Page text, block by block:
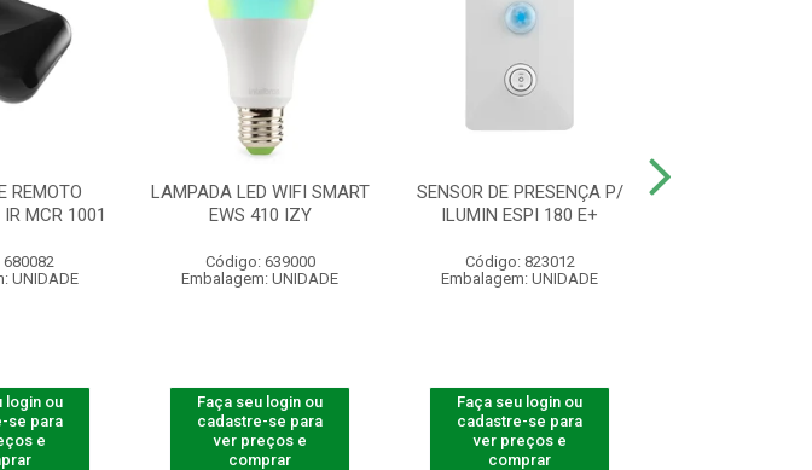
REMOTO
MCR 1001
UNIDADE
login ou
se para
e
LAMPADA LED WIFI SMART
EWS 410 IZY
Código: 639000
Embalagem: UNIDADE
Faça seu login ou
cadastre-se para
ver preços e
comprar
SENSOR DE PRESENÇA P/
ILUMIN ESPI 180 E+
Código: 823012
Embalagem: UNIDADE
Faça seu login ou
cadastre-se para
ver preços e
comprar